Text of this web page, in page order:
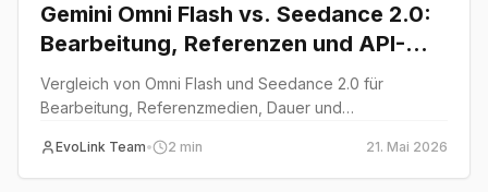
Gemini Omni Flash vs. Seedance 2.0:
Bearbeitung, Referenzen und API-
Einsatz
Vergleich von Omni Flash und Seedance 2.0 für
Bearbeitung, Referenzmedien, Dauer und
EvoLink Team• 2 min
21. Mai 2026
Comparison